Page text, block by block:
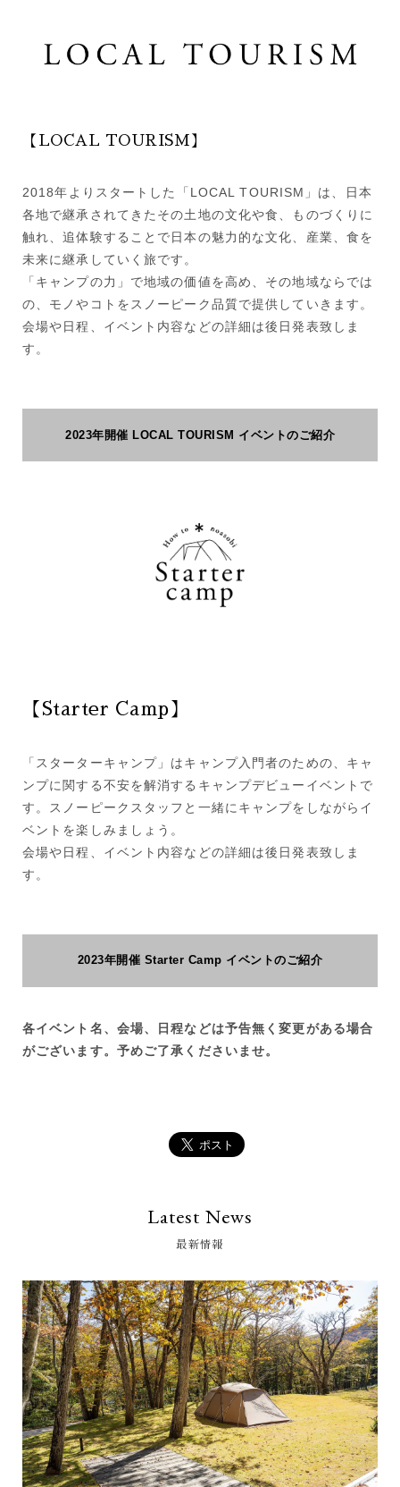
【LOCAL TOURISM】
2018年よりスタートした「LOCAL TOURISM」は、日本
各地で継承されてきたその土地の文化や食、ものづくりに
触れ、追体験することで日本の魅力的な文化、産業、食を
未来に継承していく旅です。
「キャンプの力」で地域の価値を高め、その地域ならでは
の、モノやコトをスノーピーク品質で提供していきます。
会場や日程、イベント内容などの詳細は後日発表致しま
す。
2023年開催 LOCAL TOURISM イベントのご紹介
【Starter Camp】
「スターターキャンプ」はキャンプ入門者のための、キャ
ンプに関する不安を解消するキャンプデビューイベントで
す。スノーピークスタッフと一緒にキャンプをしながらイ
ベントを楽しみましょう。
会場や日程、イベント内容などの詳細は後日発表致しま
す。
2023年開催 Starter Camp イベントのご紹介
各イベント名、会場、日程などは予告無く変更がある場合
がございます。予めご了承くださいませ。
Latest News
最新情報